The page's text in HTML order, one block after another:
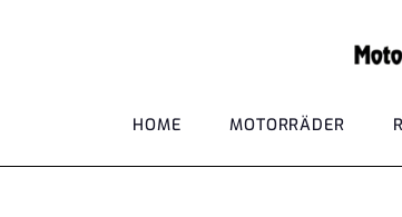
HOME MOTORRÄDER